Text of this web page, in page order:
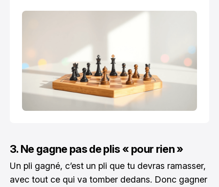
3. Ne gagne pas de plis « pour rien »
Un pli gagné, c’est un pli que tu devras ramasser,
avec tout ce qui va tomber dedans. Donc gagner